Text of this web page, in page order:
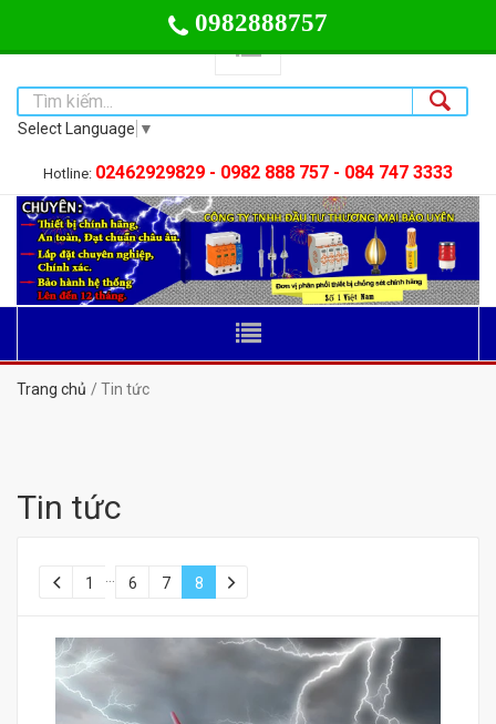
Select Language ▼
Hotline: 02462929829 - 0982 888 757 - 084 747 3333
Trang chủ Tin tức
Tin tức
1 6 7 8
0982888757